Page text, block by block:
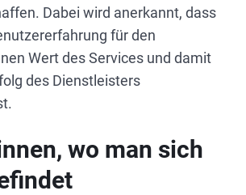
Dabei wird anerkannt, dass
für den
Wert des Services und damit
des Dienstleisters
wo man sich